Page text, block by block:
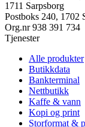
1711 Sarpsborg
Postboks 240, 1702
Org.nr938 391 734
Tjenester
Alle produkter
Butikkdata
Bankterminal
Nettbutikk
Kaffe & vann
Kopi og print
Storformat &